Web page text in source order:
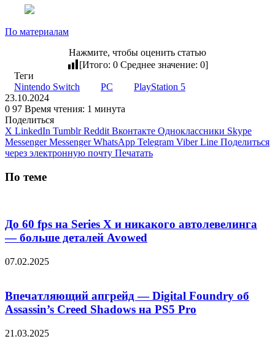
По материалам
Нажмите, чтобы оценить статью
[Итого: 0 Среднее значение: 0]
Теги
Nintendo Switch
PC
PlayStation 5
23.10.2024
0 97 Время чтения: 1 минута
Поделиться
X LinkedIn Tumblr Reddit Вконтакте Одноклассники Skype
Messenger Messenger WhatsApp Telegram Viber Line Поделиться
через электронную почту Печатать
По теме
До 60 fps на Series X и никакого автолевелинга
— больше деталей Avowed
07.02.2025
Впечатляющий апгрейд — Digital Foundry об
Assassin’s Creed Shadows на PS5 Pro
21.03.2025